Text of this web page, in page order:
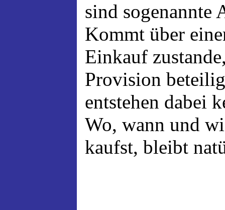
sind
Kommt über
Einkauf
Provision
entstehen dabei
Wo, wann und
kaufst, bleibt